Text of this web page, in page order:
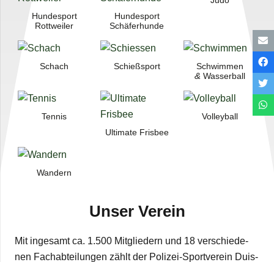
Hun­de­sport
Rottweiler
Hun­de­sport
Schäferhunde
Schach Schieß­sport Schwim­men
&Wasserball
Ten­nis
Ulti­mate Frisbee
Vol­ley­ball
Wan­dern
Unser Ver­ein
Mit inge­samt ca. 1.500 Mit­glie­dern und 18 ver­schie­de­
nen Fach­ab­tei­lun­gen zählt der Poli­­zei-Spor­t­­ver­­ein Duis­